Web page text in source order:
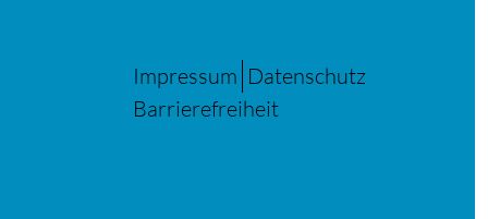
Impressum Datenschutz
Barrierefreiheit